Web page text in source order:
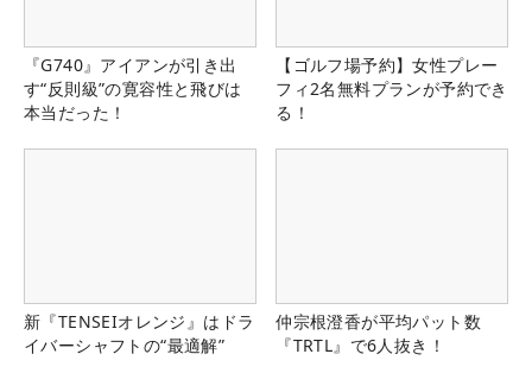
『G740』アイアンが引き出
す“反則級”の寛容性と飛びは
本当だった！
【ゴルフ場予約】女性プレー
フィ2名無料プランが予約でき
る！
新『TENSEIオレンジ』はドラ
イバーシャフトの“最適解”
仲宗根澄香が平均パット数
『TRTL』で6人抜き！